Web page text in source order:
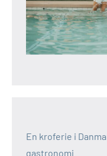
En kroferie i
gastronomi